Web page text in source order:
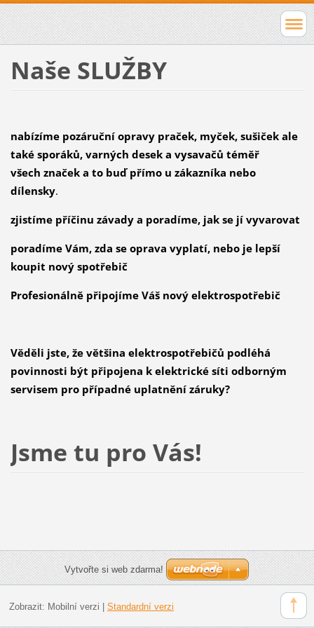
Naše SLUŽBY
nabízíme pozáruční opravy praček, myček, sušiček ale
také sporáků, varných desek a vysavačů téměř
všech značek a to buď přímo u zákazníka nebo
dílensky.
zjistíme příčinu závady a poradíme, jak se jí vyvarovat
poradíme Vám, zda se oprava vyplatí, nebo je lepší
koupit nový spotřebič
Profesionálně připojíme Váš nový elektrospotřebič
Věděli jste, že většina elektrospotřebičů podléhá
povinnosti být připojena k elektrické síti odborným
servisem pro případné uplatnění záruky?
Jsme tu pro Vás!
Vytvořte si web zdarma!
Zobrazit: Mobilní verzi | Standardní verzi